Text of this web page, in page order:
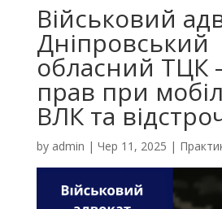
Військовий
Дніпровський
обласний ТЦК
прав при
ВЛК та
by admin | Чер 11, 2025 |